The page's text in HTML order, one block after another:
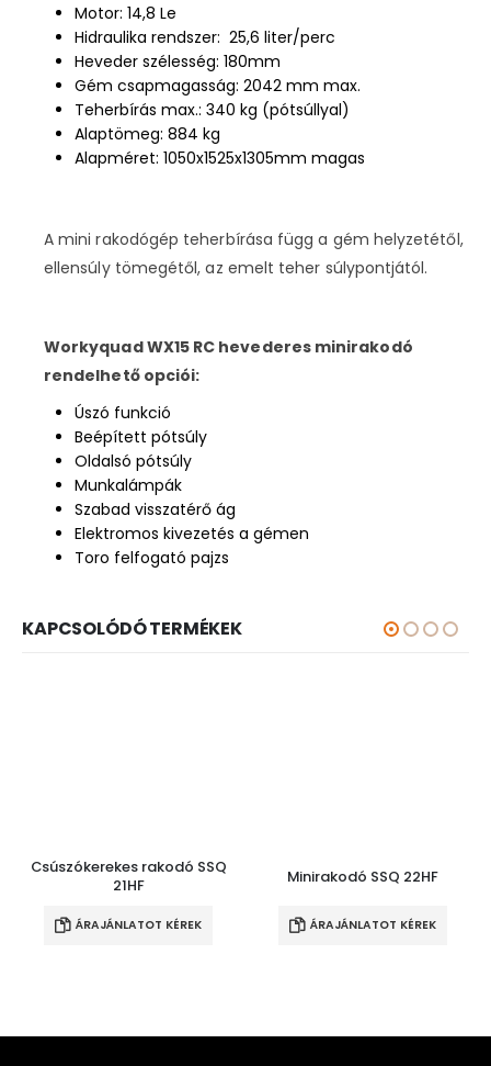
Motor: 14,8 Le
Hidraulika rendszer: 25,6 liter/perc
Heveder szélesség: 180mm
Gém csapmagasság: 2042 mm max.
Teherbírás max.: 340 kg (pótsúllyal)
Alaptömeg: 884 kg
Alapméret: 1050x1525x1305mm magas
A mini rakodógép teherbírása függ a gém helyzetétől,
ellensúly tömegétől, az emelt teher súlypontjától.
Workyquad WX15 RC hevederes minirakodó
rendelhető opciói:
Úszó funkció
Beépített pótsúly
Oldalsó pótsúly
Munkalámpák
Szabad visszatérő ág
Elektromos kivezetés a gémen
Toro felfogató pajzs
KAPCSOLÓDÓ TERMÉKEK
Csúszókerekes rakodó SSQ
21HF
ÁRAJÁNLATOT KÉREK
Minirakodó SSQ 22HF
ÁRAJÁNLATOT KÉREK